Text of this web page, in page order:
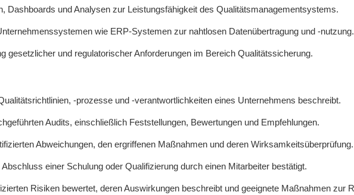
Dashboards und Analysen zur Leistungsfähigkeit des Qualitätsmanagementsystems.
wie ERP-Systemen zur nahtlosen Datenübertragung und -nutzung.
gesetzlicher und regulatorischer Anforderungen im Bereich Qualitätssicherung.
-prozesse und -verantwortlichkeiten eines Unternehmens beschreibt.
Audits, einschließlich Feststellungen, Bewertungen und Empfehlungen.
Abweichungen, den ergriffenen Maßnahmen und deren Wirksamkeitsüberprüfung.
einer Schulung oder Qualifizierung durch einen Mitarbeiter bestätigt.
Risiken bewertet, deren Auswirkungen beschreibt und geeignete Maßnahmen zur